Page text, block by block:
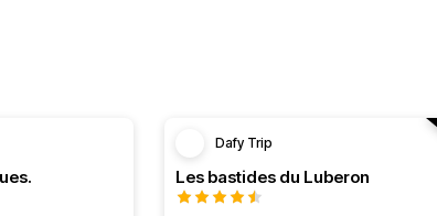
Dafy Trip
Les bastides du Luberon